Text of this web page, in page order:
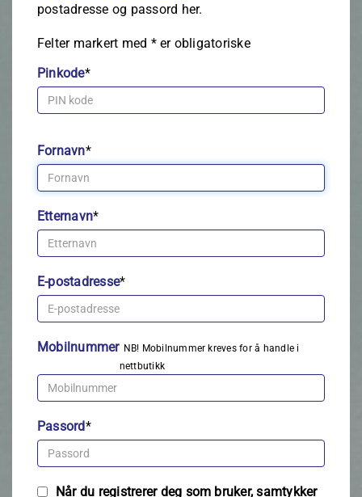
postadresse og passord her.
Felter markert med *er obligatoriske
Pinkode*
Fornavn*
Etternavn*
E-postadresse*
Mobilnummer NB! Mobilnummer kreves for å handle i
nettbutikk
Passord*
Når du registrerer deg som bruker, samtykker